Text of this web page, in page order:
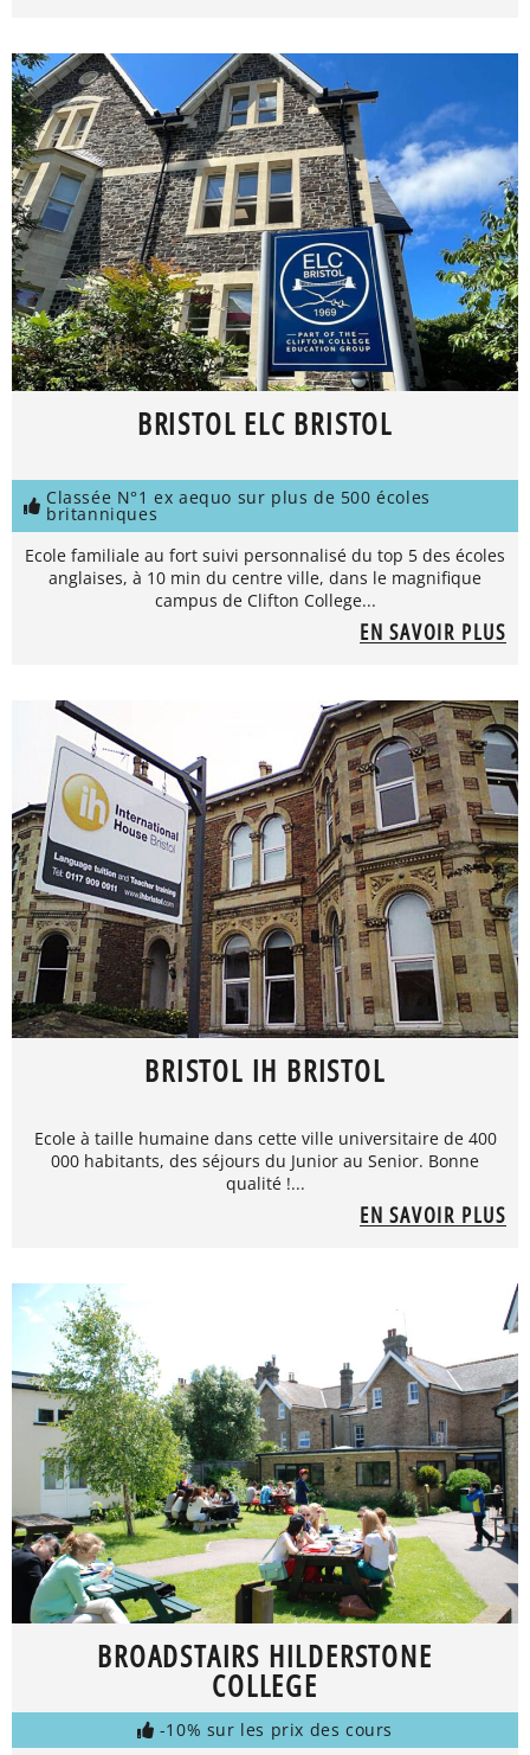
BRISTOL ELC BRISTOL
Classée N°1 ex aequo sur plus de 500 écoles
britanniques
Ecole familiale au fort suivi personnalisé du top 5 des écoles
anglaises, à 10 min du centre ville, dans le magnifique
campus de Clifton College...
EN SAVOIR PLUS
BRISTOL IH BRISTOL
Ecole à taille humaine dans cette ville universitaire de 400
000 habitants, des séjours du Junior au Senior. Bonne
qualité !...
EN SAVOIR PLUS
BROADSTAIRS HILDERSTONE
COLLEGE
-10% sur les prix des cours